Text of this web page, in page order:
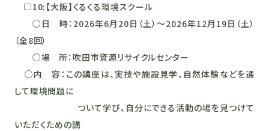
□10:【大阪】くるくる環境スクール
○日 時：2026年6月20日（土）～2026年12月19日（土）
（全8回）
○場 所：吹田市資源リサイクルセンター
○内 容：この講座は、実技や施設見学、自然体験などを通
して環境問題に
ついて学び、自分にできる活動の場を見つけて
いただくための講